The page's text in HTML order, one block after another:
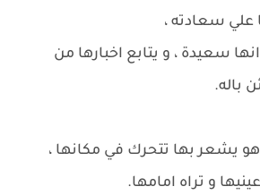
علي سعادته ،
سعيدة ، و يتابع اخبارها من
باله.
هو يشعر بها تتحرك في مكانها ،
و تراه امامها.